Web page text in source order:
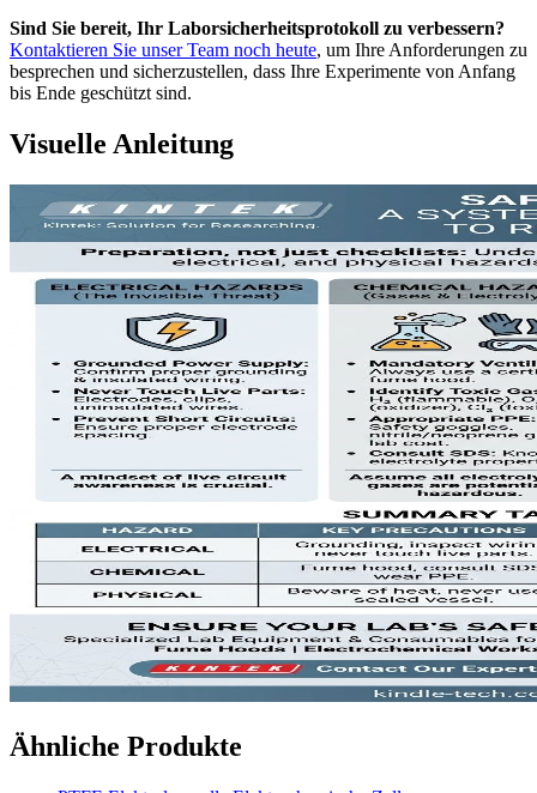
Sind Sie bereit, Ihr Laborsicherheitsprotokoll zu verbessern?
Kontaktieren Sie unser Team noch heute, um Ihre Anforderungen zu
besprechen und sicherzustellen, dass Ihre Experimente von Anfang
bis Ende geschützt sind.
Visuelle Anleitung
Ähnliche Produkte